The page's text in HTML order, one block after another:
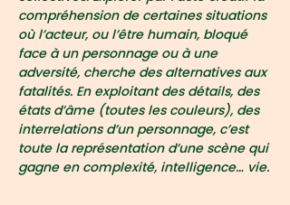
compréhension de certaines situations
où l’acteur, ou l’être humain, bloqué
face à un personnage ou à une
adversité, cherche des alternatives aux
fatalités. En exploitant des détails, des
états d’âme (toutes les couleurs), des
interrelations d’un personnage, c’est
toute la représentation d’une scène qui
gagne en complexité, intelligence… vie.